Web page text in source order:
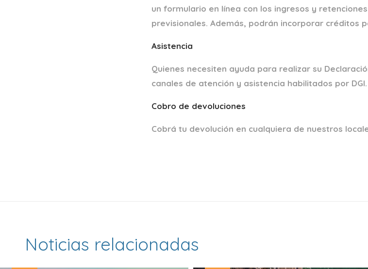
un formulario en línea con los ingresos y
previsionales. Además, podrán incorporar créditos
Asistencia
Quienes necesiten ayuda para realizar su
canales de atención y asistencia habilitados por DGI.
Cobro de devoluciones
Cobrá tu devolución en cualquiera de nuestros
Noticias relacionadas